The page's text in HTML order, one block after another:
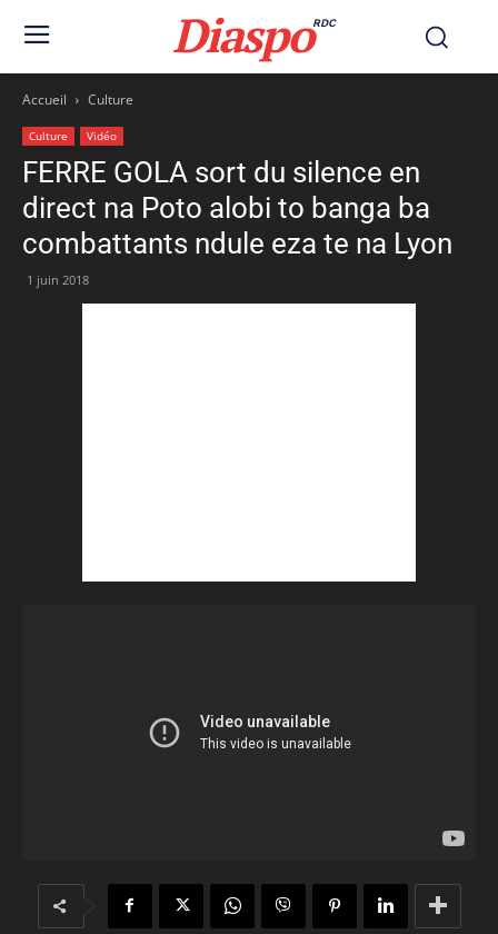
DiaspoRDC
Accueil Culture
Culture Vidéo
FERRE GOLA sort du silence en
direct na Poto alobi to banga ba
combattants ndule eza te na Lyon
1 juin 2018